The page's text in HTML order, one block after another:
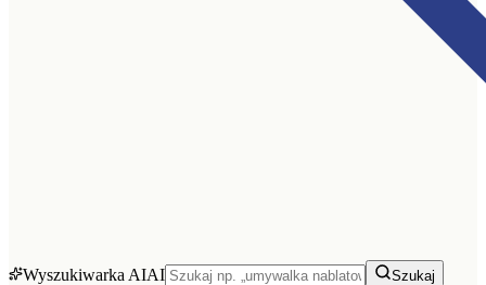
Wyszukiwarka AIAI Szukaj